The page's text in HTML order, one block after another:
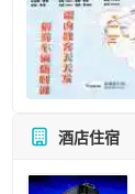
酒店住宿